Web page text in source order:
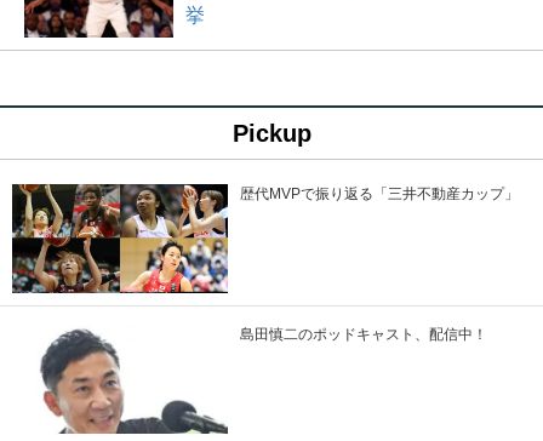
挙
Pickup
歴代MVPで振り返る「三井不動産カップ」
島田慎二のポッドキャスト、配信中！